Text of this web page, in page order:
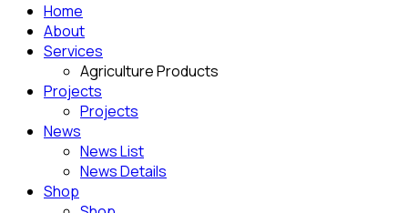
Home
About
Services
Agriculture Products
Projects
Projects
News
News List
News Details
Shop